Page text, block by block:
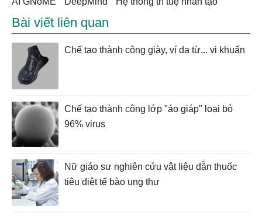
Bài viết liên quan
Chế tạo thành công giày, ví da từ... vi khuẩn
Chế tạo thành công lớp "áo giáp" loại bỏ
96% virus
Nữ giáo sư nghiên cứu vật liệu dẫn thuốc
tiêu diệt tế bào ung thư